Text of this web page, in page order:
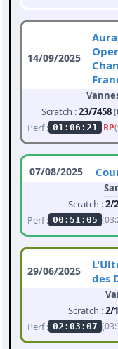
14/09/2025
Scratch :23/7458
Perf : 01:06:21 RP
07/08/2025
Scratch :2/
Perf : 00:51:05
29/06/2025
des
Scratch :2/
Perf : 02:03:07